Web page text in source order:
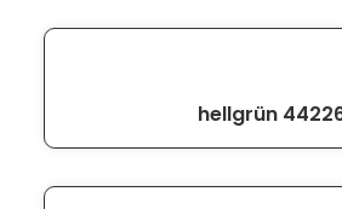
hellgrün